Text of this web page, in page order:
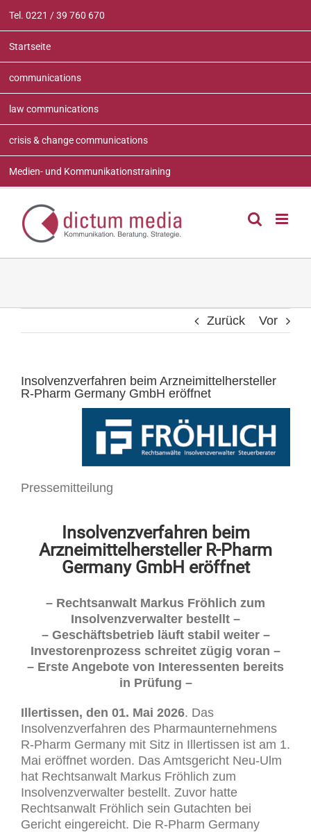
Inhalt
springen
Tel. 0221 / 39 760 670
Startseite
communications
law communications
crisis & change communications
Medien- und Kommunikationstraining
Zurück Vor
Insolvenzverfahren beim Arzneimittelhersteller
R-Pharm Germany GmbH eröffnet
Pressemitteilung
Insolvenzverfahren beim
Arzneimittelhersteller R-Pharm
Germany GmbH eröffnet
– Rechtsanwalt Markus Fröhlich zum
Insolvenzverwalter bestellt –
– Geschäftsbetrieb läuft stabil weiter –
Investorenprozess schreitet zügig voran –
– Erste Angebote von Interessenten bereits
in Prüfung –
Illertissen, den 01. Mai 2026. Das
Insolvenzverfahren des Pharmaunternehmens
R-Pharm Germany mit Sitz in Illertissen ist am 1.
Mai eröffnet worden. Das Amtsgericht Neu-Ulm
hat Rechtsanwalt Markus Fröhlich zum
Insolvenzverwalter bestellt. Zuvor hatte
Rechtsanwalt Fröhlich sein Gutachten bei
Gericht eingereicht. Die R-Pharm Germany